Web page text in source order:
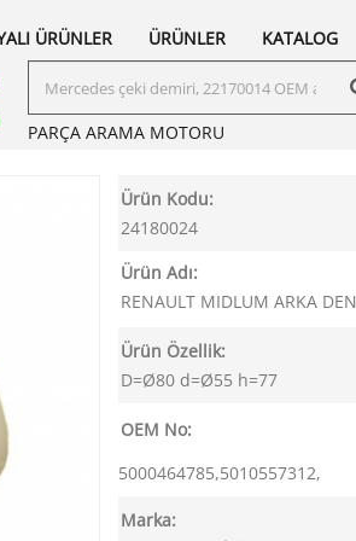
ÜRÜNLER ÜRÜNLER KATALOG
PARÇA ARAMA MOTORU
Ürün Kodu:
24180024
Ürün Adı:
RENAULT MIDLUM ARKA
Ürün Özellik:
D=Ø80 d=Ø55 h=77
OEM No:
5000464785,5010557312,
Marka: